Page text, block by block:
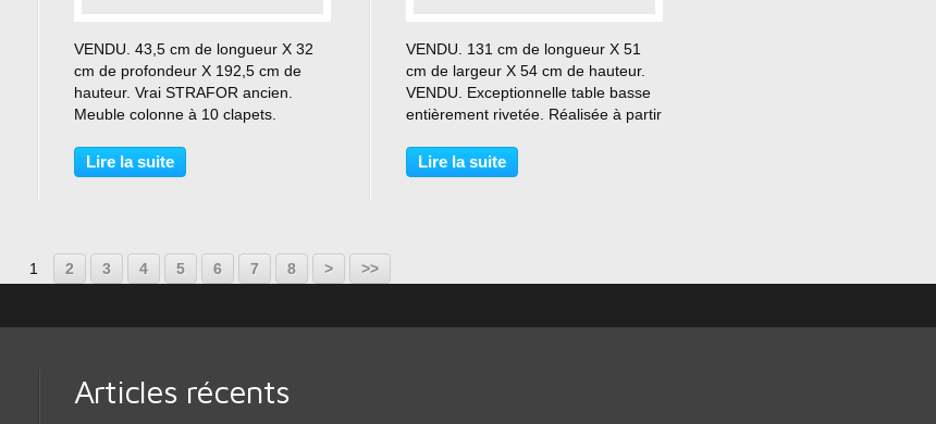
VENDU. 43,5 cm de longueur X 32
cm de profondeur X 192,5 cm de
hauteur. Vrai STRAFOR ancien.
Meuble colonne à 10 clapets.
Superbe aspect patiné du métal. Vrai
STRAFOR ancien. Meuble de métier.
Lire la suite
VENDU. 131 cm de longueur X 51
cm de largeur X 54 cm de hauteur.
VENDU. Exceptionnelle table basse
entièrement rivetée. Réalisée à partir
Métal décapé & brossé en intégral.
Plateau en bois massif - chêne
Lire la suite
1 2 3 4 5 6 7 8 > >>
Articles récents